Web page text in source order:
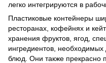
легко интегрируются в
Пластиковые контейнеры
ресторанах, кофейнях и
хранения фруктов, ягод,
ингредиентов, необходимых
блюд. Они также прекрасно